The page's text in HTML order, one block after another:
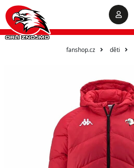
fanshop.cz děti